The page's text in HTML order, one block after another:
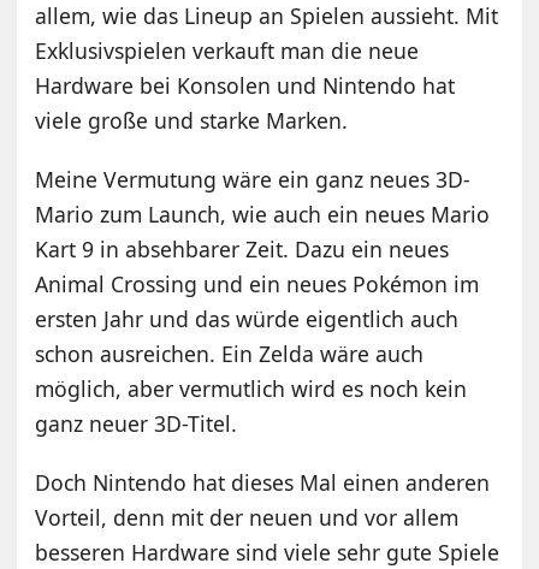
allem, wie das Lineup an Spielen aussieht. Mit
Exklusivspielen verkauft man die neue
Hardware bei Konsolen und Nintendo hat
viele große und starke Marken.
Meine Vermutung wäre ein ganz neues 3D-
Mario zum Launch, wie auch ein neues Mario
Kart 9 in absehbarer Zeit. Dazu ein neues
Animal Crossing und ein neues Pokémon im
ersten Jahr und das würde eigentlich auch
schon ausreichen. Ein Zelda wäre auch
möglich, aber vermutlich wird es noch kein
ganz neuer 3D-Titel.
Doch Nintendo hat dieses Mal einen anderen
Vorteil, denn mit der neuen und vor allem
besseren Hardware sind viele sehr gute Spiele